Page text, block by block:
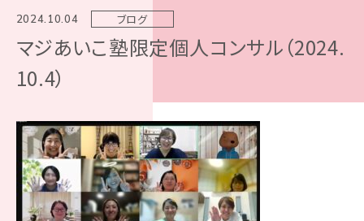
2024.10.04 ブログ
マジあいこ塾限定個人コンサル（2024.
10.4）